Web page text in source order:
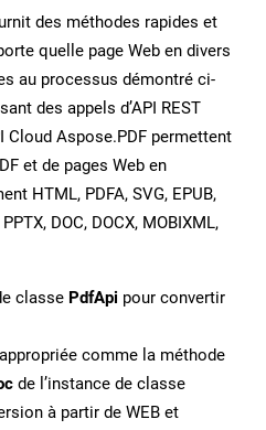
des méthodes rapides et
quelle page Web en divers
au processus démontré ci-
des appels d’API REST
Cloud Aspose.PDF permettent
et de pages Web en
HTML, PDFA, SVG, EPUB,
DOC, DOCX, MOBIXML,
classe PdfApi pour convertir
comme la méthode
de l’instance de classe
à partir de WEB et